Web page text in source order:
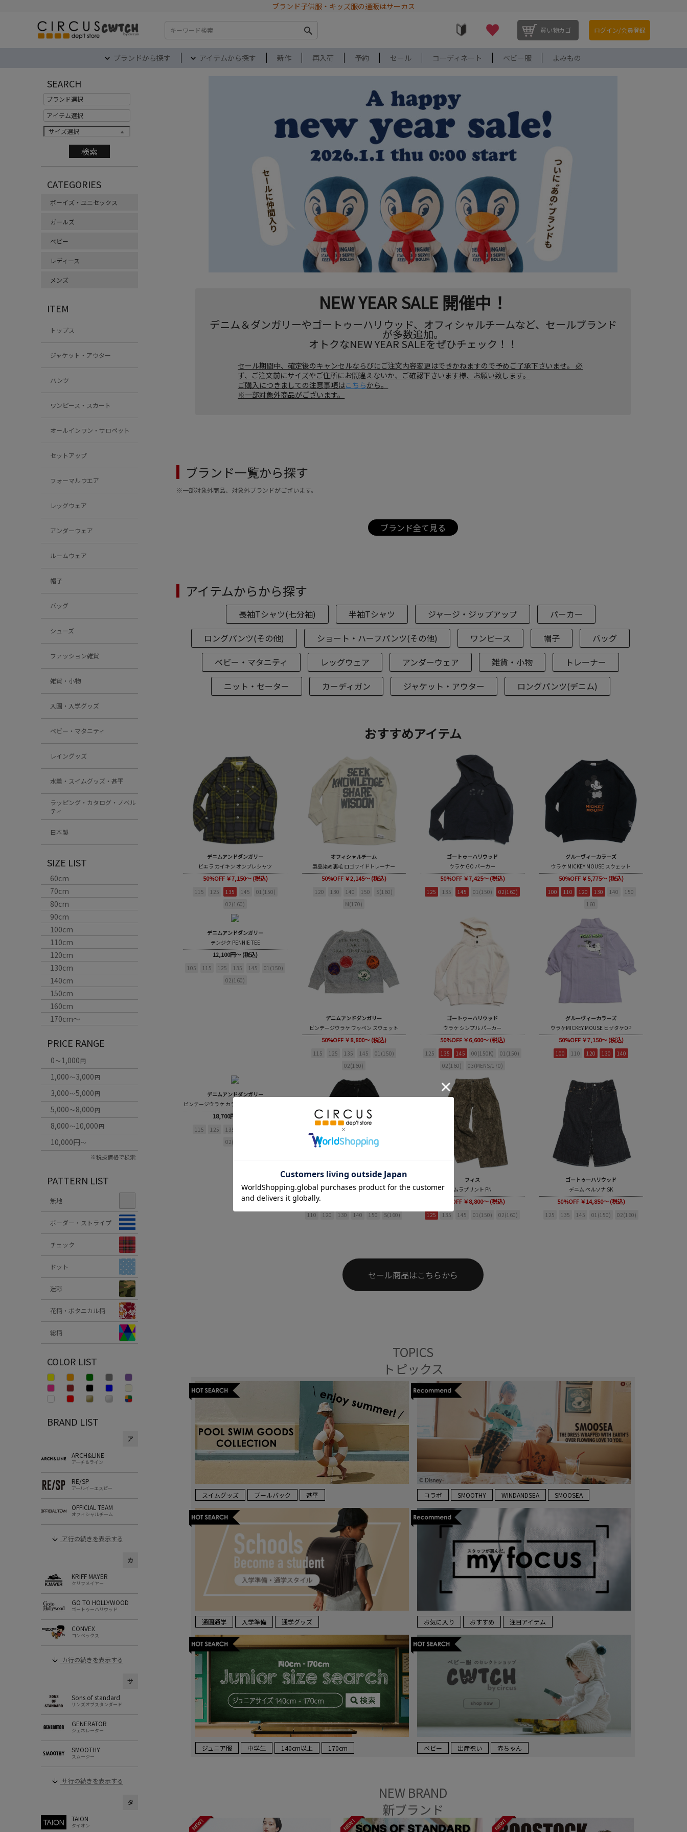
ブランド子供服・キッズ服の通販はサーカス
検索 買い物カゴ ログイン/会員登録
ブランドから探す アイテムから探す 新作 再入荷 予約 セール コーディネート ベビー服 よみもの
SEARCH
サイズ選択
CATEGORIES
ボーイズ・ユニセックス
ガールズ
ベビー
レディース
メンズ
ITEM
トップス
ジャケット・アウター
パンツ
ワンピース・スカート
オールインワン・サロペット
セットアップ
フォーマルウエア
レッグウェア
アンダーウェア
ルームウェア
帽子
バッグ
シューズ
ファッション雑貨
雑貨・小物
入園・入学グッズ
ベビー・マタニティ
レイングッズ
水着・スイムグッズ・甚平
ラッピング・カタログ・ノベル
ティ
日本製
SIZE LIST
60cm
70cm
80cm
90cm
100cm
110cm
120cm
130cm
140cm
150cm
160cm
170cm〜
PRICE RANGE
0～1,000円
1,000～3,000円
3,000～5,000円
5,000～8,000円
8,000～10,000円
10,000円～
※税抜価格で検索
PATTERN LIST
無地
ボーダー・ストライプ
チェック
ドット
迷彩
花柄・ボタニカル柄
総柄
COLOR LIST
BRAND LIST
ア
ARCH&LINE
アーチ＆ライン
RE/SP
アールイーエスピー
OFFICIAL TEAM
オフィシャルチーム
ア行の続きを表示する
カ
KRIFF MAYER
クリフメイヤー
GO TO HOLLYWOOD
ゴートゥーハリウッド
CONVEX
コンベックス
カ行の続きを表示する
サ
Sons of standard
サンズオブスタンダード
GENERATOR
ジェネレーター
SMOOTHY
スムージー
サ行の続きを表示する
タ
TAION
タイオン
NEW YEAR SALE 開催中！
デニム＆ダンガリーやゴートゥーハリウッド、オフィシャルチームなど、セールブランド
が多数追加。
オトクなNEW YEAR SALEをぜひチェック！！
セール期間中、確定後のキャンセルならびにご注文内容変更はできかねますので予めご了承下さいませ。 必
ず、ご注文前にサイズやご住所にお間違えないか、ご確認下さいます様、お願い致します。
ご購入につきましての注意事項はこちらから。
※一部対象外商品がございます。
ブランド一覧から探す
※一部対象外商品、対象外ブランドがございます。
ブランド全て見る
アイテムからから探す
長袖Tシャツ(七分袖) 半袖Tシャツ ジャージ・ジップアップ
パーカー
ロングパンツ(その他)
ショート・ハーフパンツ(その他) ワンピース 帽子
バッグ
ベビー・マタニティ
レッグウェア アンダーウェア 雑貨・小物
トレーナー
ニット・セーター
カーディガン ジャケット・アウター ロングパンツ(デニム)
おすすめアイテム
デニムアンドダンガリー
ビエラ カイキン オンブレシャツ
50%OFF ￥7,150～ (税込)
115 125 135 145
01(150)
02(160)
オフィシャルチーム
製品染め裏毛 ロゴワイドトレーナー
50%OFF ￥2,145～ (税込)
120 130 140 150
S(160)
M(170)
ゴートゥーハリウッド
ウラケ GO パーカー
50%OFF ￥7,425～ (税込)
125 135 145 01(150) 02(160)
グルーヴィーカラーズ
ウラケ MICKEY MOUSE スウェット
50%OFF ￥5,775～ (税込)
100 110 120 130 140
150
160
デニムアンドダンガリー
テンジク PENNIE TEE
12,100円～ (税込)
105 115 125 135 145
01(150)
02(160)
デニムアンドダンガリー
ビンテージウラケ ワッペン スウェット
50%OFF ￥8,800～ (税込)
115 125 135 145
01(150)
02(160)
ゴートゥーハリウッド
ウラケ シンプル パーカー
50%OFF ￥6,600～ (税込)
125 135 145 00(150K)
01(150)
02(160)
03(MENS/170)
グルーヴィーカラーズ
ウラケMICKEY MOUSE ヒザタケOP
50%OFF ￥7,150～ (税込)
100 110 120 130 140
デニムアンドダンガリー
18,700円～ (税込)
115 125 135
02(160)
オフィシャルチーム
デニムプリント立体タックワイドパンツ
110 120 130 140 150 S(160)
フィス
ムラプリント PN
50%OFF ￥8,800～ (税込)
125 135 145 01(150) 02(160)
ゴートゥーハリウッド
デニム ペルソナ SK
50%OFF ￥14,850～ (税込)
125 135 145 01(150) 02(160)
セール商品はこちらから
TOPICS
トピックス
スイムグッズ プールバック 甚平 コラボ SMOOTHY WINDANDSEA SMOOSEA
通園通学 入学準備 通学グッズ お気に入り おすすめ 注目アイテム
ジュニア服 中学生 140cm以上 170cm ベビー 出産祝い 赤ちゃん
NEW BRAND
新ブランド